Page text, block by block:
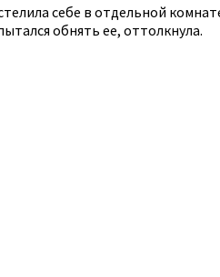
себе в отдельной
обнять ее, оттолкнула.